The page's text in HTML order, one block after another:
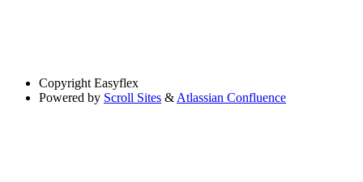
Copyright Easyflex
Powered by Scroll Sites & Atlassian Confluence